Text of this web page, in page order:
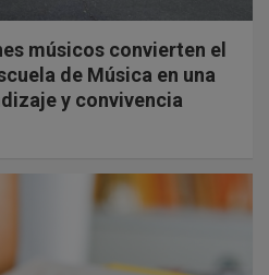
músicos convierten el
de Música en una
y convivencia